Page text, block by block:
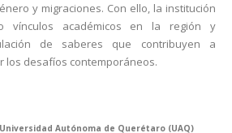
y migraciones. Con ello, la institución
vínculos académicos en la región y
de saberes que contribuyen a
los desafíos contemporáneos.
Autónoma de Querétaro (UAQ)